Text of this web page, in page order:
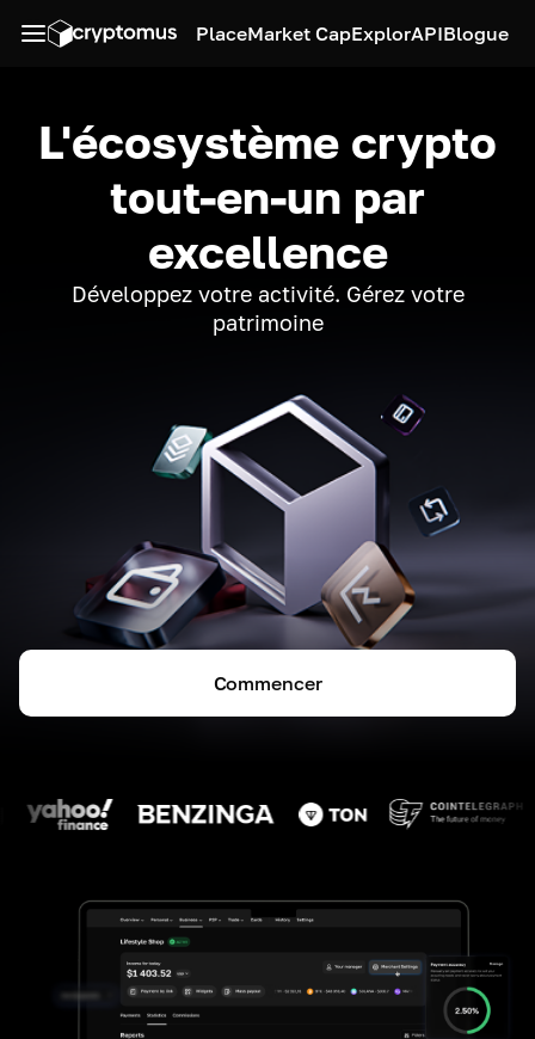
PlaceMarket CapExplorAPIBlogue
L'écosystème crypto
tout-en-un par
excellence
Développez votre activité. Gérez votre
patrimoine
Commencer